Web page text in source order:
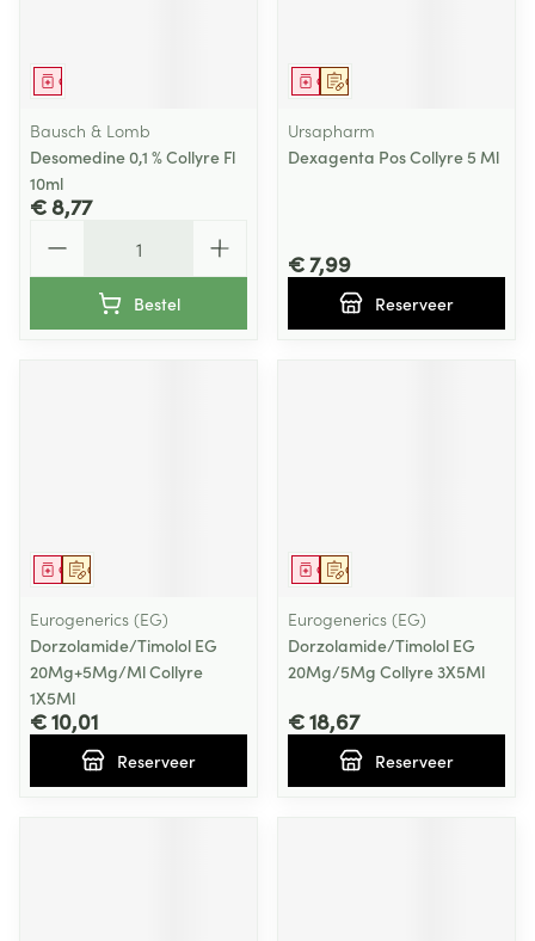
Geneesmiddel
Bausch & Lomb
Desomedine 0,1 % Collyre Fl
10ml
€ 8,77
Bestel
Op voorschrift
Geneesmiddel
Ursapharm
Dexagenta Pos Collyre 5 Ml
€ 7,99
Reserveer
Op voorschrift
Geneesmiddel
Eurogenerics (EG)
Dorzolamide/Timolol EG
20Mg+5Mg/Ml Collyre
1X5Ml
€ 10,01
Reserveer
Op voorschrift
Geneesmiddel
Eurogenerics (EG)
Dorzolamide/Timolol EG
20Mg/5Mg Collyre 3X5Ml
€ 18,67
Reserveer